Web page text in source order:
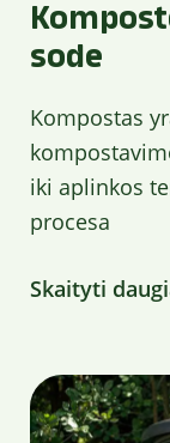
sode
Kompostas
iki aplinkos
procesa
Skaityti